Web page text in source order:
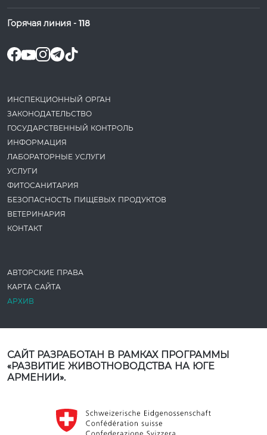
Горячая линия - 118
ИНСПЕКЦИОННЫЙ ОРГАН
ЗАКОНОДАТЕ­ЛЬСТВО
ГОСУДАРСТВЕННЫЙ КОНТРОЛЬ
ИНФОРМАЦИЯ
ЛАБОРАТОРНЫЕ УСЛУГИ
УСЛУГИ
ФИТОСАНИТАРИЯ
БЕЗОПАСНОСТЬ ПИЩЕВЫХ ПРОДУКТОВ
ВЕТЕРИНАРИЯ
КОНТАКТ
АВТОРСКИЕ ПРАВА
КАРТА САЙТА
АРХИВ
САЙТ РАЗРАБОТАН В РАМКАХ ПРОГРАММЫ
«РАЗВИТИЕ ЖИВОТНОВОДСТВА НА ЮГЕ
АРМЕНИИ».